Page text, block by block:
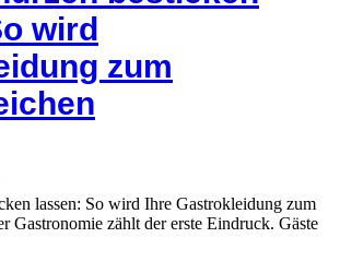
wird
zum
lassen: So wird Ihre Gastrokleidung zum
Gastronomie zählt der erste Eindruck. Gäste